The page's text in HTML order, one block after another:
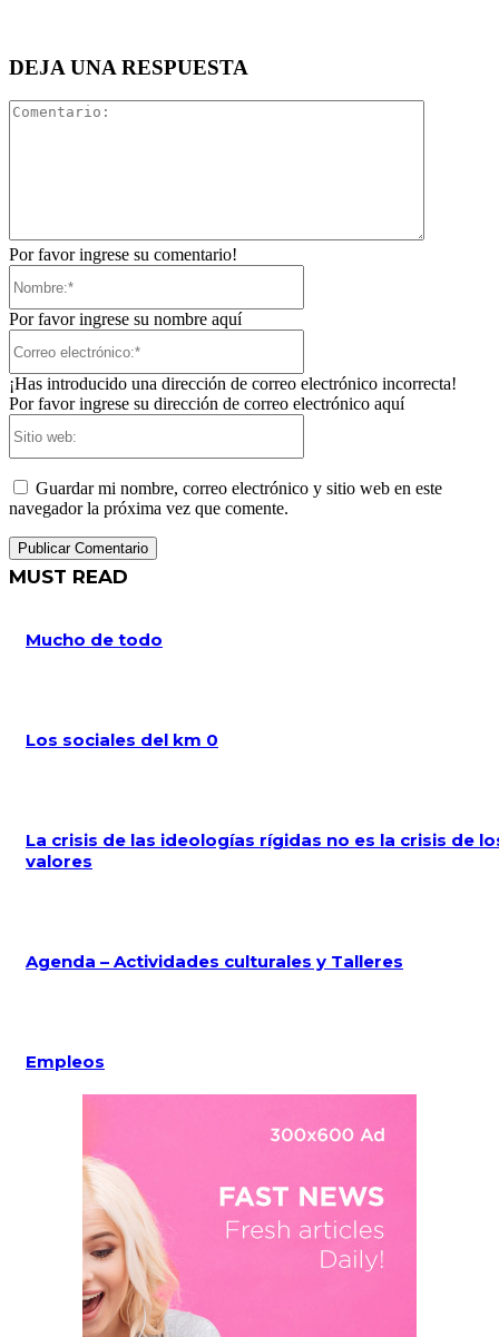
DEJA UNA RESPUESTA
Por favor ingrese su comentario!
Por favor ingrese su nombre aquí
¡Has introducido una dirección de correo electrónico incorrecta!
Por favor ingrese su dirección de correo electrónico aquí
Guardar mi nombre, correo electrónico y sitio web en este
navegador la próxima vez que comente.
MUST READ
Mucho de todo
Los sociales del km 0
La crisis de las ideologías rígidas no es la crisis de
valores
Agenda – Actividades culturales y Talleres
Empleos